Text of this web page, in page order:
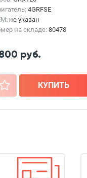
4GRFSE
не указан
на складе: 80478
руб.
+ КУПИТЬ